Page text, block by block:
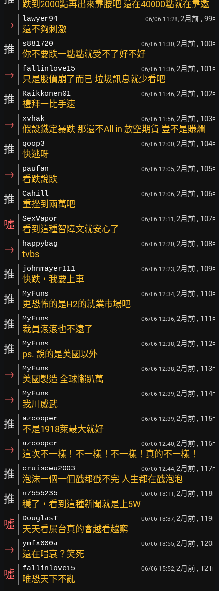
跌到2000點再出來靠腰吧 還在40000點就在靠邀
→ lawyer94 06/06 11:28, 2月前 , 99F
還不夠刺激
推 s881720 06/06 11:30, 2月前 , 100F
你不要跌一點點就受不了好不好
→ fallinlove15 06/06 11:36, 2月前 , 101 F
只是股價崩了而已 垃圾訊息就少看吧
推 Raikkonen01 06/06 11:46, 2月前 , 102F
禮拜一比手速
→ xvhak 06/06 11:56, 2月前 , 103F
假設鐵定暴跌 那還不All in 放空期貨 豈不是賺爛
推 qoop3 06/06 12:00, 2月前 , 104F
快逃呀
→ paufan 06/06 12:05, 2月前 , 105F
看跌說跌
推 Cahill 06/06 12:06, 2月前 , 106F
重挫到兩萬吧
噓 SexVapor 06/06 12:11, 2月前 , 107F
看到這種智障文就安心了
→ happybag 06/06 12:20, 2月前 , 108F
tvbs
推 johnmayer111 06/06 12:23, 2月前 , 109F
快跌，我要上車
推 MyFuns 06/06 12:34, 2月前 , 110F
更恐怖的是H2的就業市場吧
推 MyFuns 06/06 12:36, 2月前 , 111 F
裁員滾滾也不遠了
推 MyFuns 06/06 12:38, 2月前 , 112F
ps. 說的是美國以外
→ MyFuns 06/06 12:38, 2月前 , 113F
美國製造 全球懶趴萬
→ MyFuns 06/06 12:39, 2月前 , 114F
我川威武
推 azcooper 06/06 12:39, 2月前 , 115F
不是1918萊最大就好
→ azcooper 06/06 12:40, 2月前 , 116F
這次不一樣！不一樣！不一樣！真的不一樣！
推 cruisewu2003 06/06 12:44, 2月前 , 117F
泡沫一個一個戳都戳不完 人生都在戳泡泡
推 n7555235 06/06 13:11, 2月前 , 118F
穩了，看到這種新聞就是上5W
噓 DouglasT 06/06 13:37, 2月前 , 119F
天天看屎台真的會越看越窮
→ ymfx000a 06/06 13:55, 2月前 , 120F
還在唱衰？笑死
噓 fallinlove15 06/06 15:52, 2月前 , 121 F
唯恐天下不亂